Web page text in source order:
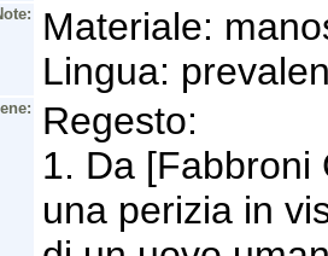
Materiale:
Lingua:
Regesto:
1. Da [Fabbroni
una perizia in